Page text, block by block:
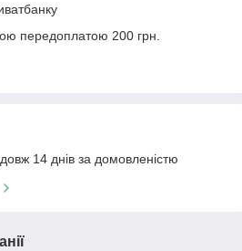
передоплатою 200 грн.
14 днів за домовленістю